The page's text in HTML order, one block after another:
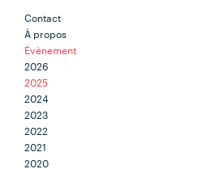
Contact
À propos
Évènement
2026
2025
2024
2023
2022
2021
2020